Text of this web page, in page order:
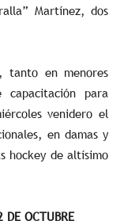
Martínez, dos
tanto en menores
para
venidero el
en damas y
hockey de altísimo
DE OCTUBRE